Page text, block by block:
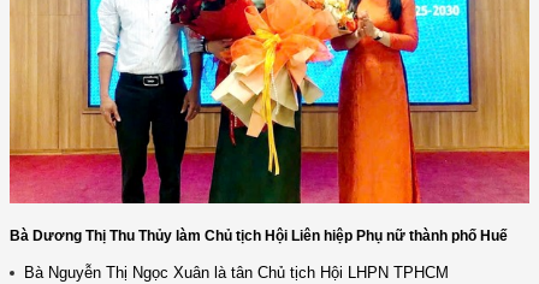
Bà Dương Thị Thu Thủy làm Chủ tịch Hội Liên hiệp Phụ nữ thành phố Huế
Bà Nguyễn Thị Ngọc Xuân là tân Chủ tịch Hội LHPN TPHCM